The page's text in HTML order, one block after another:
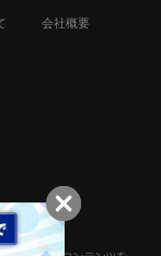
会社概要